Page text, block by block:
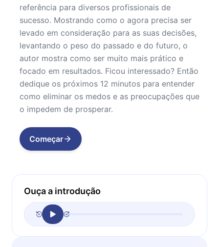
referência para diversos profissionais de
sucesso. Mostrando como o agora precisa ser
levado em consideração para as suas decisões,
levantando o peso do passado e do futuro, o
autor mostra como ser muito mais prático e
focado em resultados. Ficou interessado? Então
dedique os próximos 12 minutos para entender
como eliminar os medos e as preocupações que
o impedem de prosperar.
Começar
Ouça a introdução